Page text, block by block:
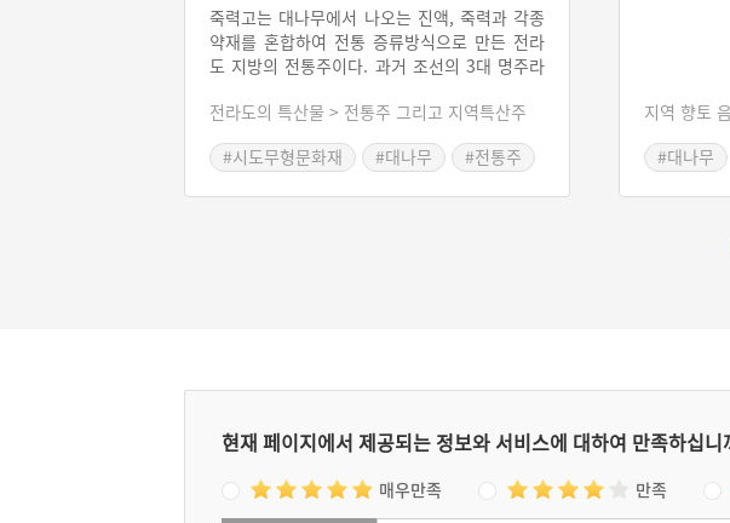
죽력고는 대나무에서 나오는 진액, 죽력과 각종
약재를 혼합하여 전통 증류방식으로 만든 전라
도 지방의 전통주이다. 과거 조선의 3대 명주라
해주는 약주로서도 손색이 없었다. 죽력을 추출
하는데 시간과 정성이 많이 들어 한 때 전통이
단절될 위기에 놓이기도 했으나, 현재 전통명인
전라도의 특산물 > 전통주 그리고 지역특산주
#시도무형문화재
#대나무
#전통주
지역 향토
#대나무
현재 페이지에서 제공되는 정보와 서비스에 대하여 만족하십니
매우만족 만족